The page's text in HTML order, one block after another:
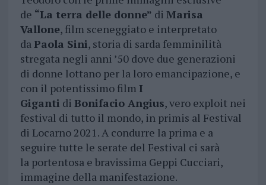
de “La terra delle donne” di Marisa
Vallone, film sceneggiato e interpretato
daPaola Sini, storia di sarda femminilità
stregata negli anni ’50 dove due generazioni
di donne lottano per la loro emancipazione, e
con il potentissimo film I
Giganti di Bonifacio Angius, vero exploit nei
festival di tutto il mondo, in primis al Festival
di Locarno 2021. A condurre la prima e a
seguire tutte le serate del Festival ci sarà
la portentosa e bravissima Geppi Cucciari,
immagine della manifestazione.